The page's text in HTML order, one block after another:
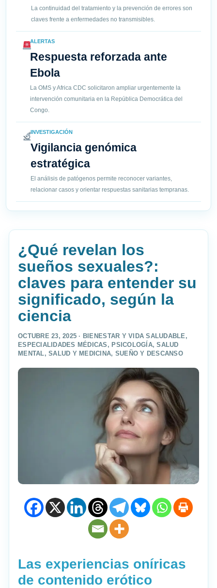
La continuidad del tratamiento y la prevención de errores son
claves frente a enfermedades no transmisibles.
ALERTAS
Respuesta reforzada ante
Ebola
La OMS y Africa CDC solicitaron ampliar urgentemente la
intervención comunitaria en la República Democrática del
Congo.
INVESTIGACIÓN
Vigilancia genómica
estratégica
El análisis de patógenos permite reconocer variantes,
relacionar casos y orientar respuestas sanitarias tempranas.
¿Qué revelan los
sueños sexuales?:
claves para entender su
significado, según la
ciencia
OCTUBRE 23, 2025 · BIENESTAR Y VIDA SALUDABLE,
ESPECIALIDADES MÉDICAS , PSICOLOGÍA,SALUD
MENTAL,SALUD Y MEDICINA, SUEÑO Y DESCANSO
Las experiencias oníricas
de contenido erótico